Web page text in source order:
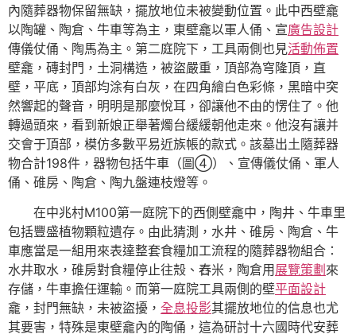
內隨葬器物保留無缺，擺放地位未被變動位置。此中西壁龕
以陶罐、陶倉、牛車等為主，東壁龕以軍人俑、宣廣告設計
傳儀仗俑、陶馬為主。第二庭院下，工具兩側也見活動佈置
壁龕，磚封門，土洞構造，被盜嚴重，頂部為穹隆頂，直
壁，平底，頂部均涂有白灰，在四角繪白色彩條，黑暗中突
然響起的聲音，明明是那麼悅耳，卻讓他不由的愣住了。他
轉過頭來，看到新娘正舉著燭台緩緩朝他走來。他沒有讓并
交會于頂部，模仿多數平易近族帳的款式。該墓出土隨葬器
物合計198件，器物包括牛車（圖④）、宣傳儀仗俑、軍人
俑、碓房、陶倉、陶九盤連枝燈等。
在中兆村M100第一庭院下的西側壁龕中，陶井、牛車里
包括豐盛植物顆粒遺存。由此猜測，水井、碓房、陶倉、牛
車應當是一組用來表達整套食糧加工流程的隨葬器物組合：
水井取水，碓房對食糧停止往殼、舂米，陶倉用 展覽策劃 來
存儲，牛車擔任運輸。而第一庭院工具兩側的壁平面設計
龕，封門無缺，未被盜擾， 全息投影其擺放地位的信息也尤
其要害，特殊是東壁龕內的陶俑，這為研討十六國時代安葬